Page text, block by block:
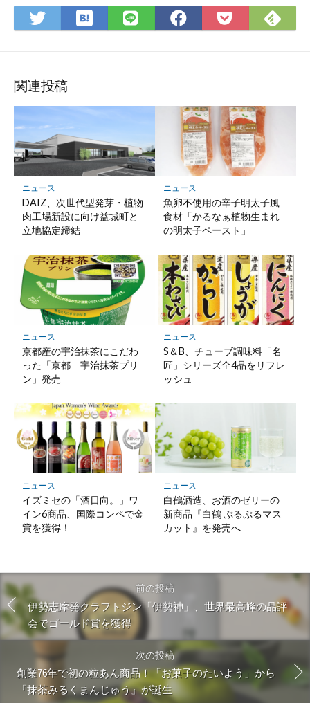
Twitter
で
ア
は
て
マ
ー
ク
に
保
存
LINE
で
Facebook
で
Pocket
に
で
関連投稿
ニュース
DAIZ、次世代型発芽・植物
肉工場新設に向け益城町と
立地協定締結
ニュース
魚卵不使用の辛子明太子風
食材「かるなぁ植物生まれ
の明太子ペースト」
ニュース
京都産の宇治抹茶にこだわ
った「京都 宇治抹茶プリ
ン」発売
ニュース
S＆B、チューブ調味料「名
匠」シリーズ全4品をリフレ
ッシュ
ニュース
イズミセの「酒日向。」ワ
イン6商品、国際コンペで金
賞を獲得！
ニュース
白鶴酒造、お酒のゼリーの
新商品『白鶴 ぷるぷるマス
カット』を発売へ
前の投稿
伊勢志摩発クラフトジン「伊勢神」、世界最高峰の品評
会でゴールド賞を獲得
次の投稿
創業76年で初の粒あん商品！「お菓子のたいよう」から
『抹茶みるくまんじゅう』が誕生